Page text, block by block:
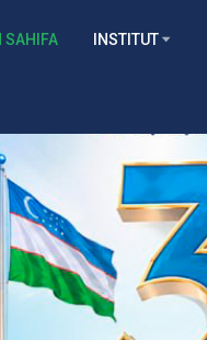
SAHIFA INSTITUT